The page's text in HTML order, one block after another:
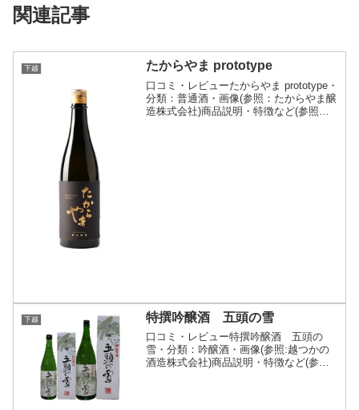
関連記事
下越 たからやま prototype
口コミ・レビューたからやま prototype・
分類：普通酒・画像(参照：たからやま醸
造株式会社)商品説明・特徴など(参照：
下越 特撰吟醸酒 五頭の雪
口コミ・レビュー特撰吟醸酒 五頭の
雪・分類：吟醸酒・画像(参照:越つかの
酒造株式会社)商品説明・特徴など(参照: